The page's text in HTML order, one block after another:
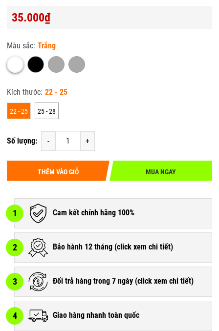
35.000₫
Màu sắc: Trắng
Kích thước: 22 - 25
22 - 25 25 - 28
Số lượng: - +
THÊM VÀO GIỎ MUA NGAY
1 Cam kết chính hãng 100%
2 Bảo hành 12 tháng (click xem chi tiết)
3 Đổi trả hàng trong 7 ngày (click xem chi tiết)
4 Giao hàng nhanh toàn quốc